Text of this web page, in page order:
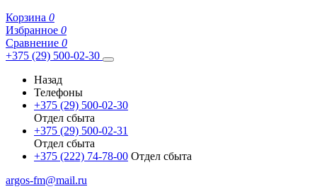
Корзина 0
Избранное 0
Сравнение 0
+375 (29) 500-02-30
Назад
Телефоны
+375 (29) 500-02-30
Отдел сбыта
+375 (29) 500-02-31
Отдел сбыта
+375 (222) 74-78-00 Отдел сбыта
argos-fm@mail.ru